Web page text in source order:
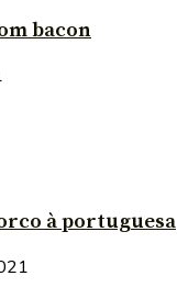
bacon
à portuguesa